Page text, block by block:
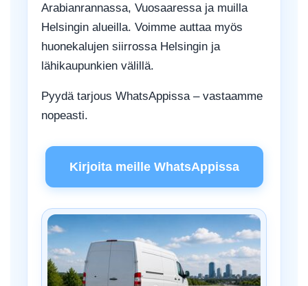
Arabianrannassa, Vuosaaressa ja muilla
Helsingin alueilla. Voimme auttaa myös
huonekalujen siirrossa Helsingin ja
lähikaupunkien välillä.
Pyydä tarjous WhatsAppissa – vastaamme
nopeasti.
Kirjoita meille WhatsAppissa